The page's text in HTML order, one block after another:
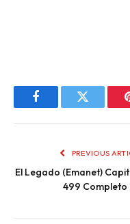
FacebookTwitter
PREVIOUS
El Legado (Emanet)
499 Completo